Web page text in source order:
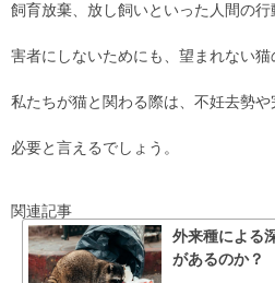
飼育放棄、放し飼いといった人間の
害者にしないためにも、望まれない猫
私たちが猫と関わる際は、不妊去勢
必要と言えるでしょう。
関連記事
外来種による
があるのか？